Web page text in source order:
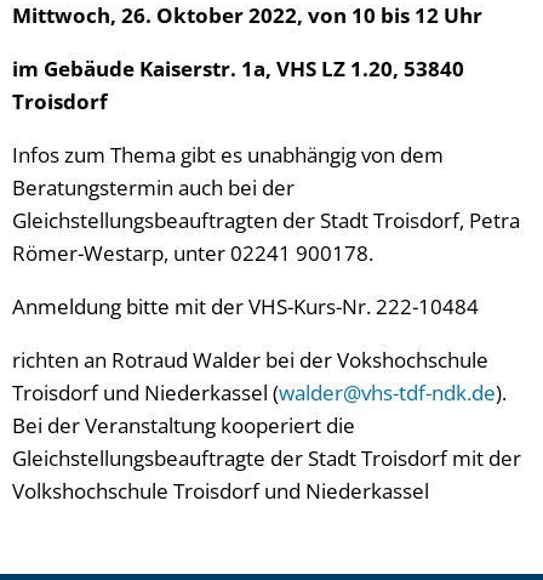
Mittwoch, 26. Oktober 2022, von 10 bis 12 Uhr
im Gebäude Kaiserstr. 1a, VHS LZ 1.20, 53840
Troisdorf
Infos zum Thema gibt es unabhängig von dem
Beratungstermin auch bei der
Gleichstellungsbeauftragten der Stadt Troisdorf, Petra
Römer-Westarp, unter 02241 900178.
Anmeldung bitte mit der VHS-Kurs-Nr. 222-10484
richten an Rotraud Walder bei der Vokshochschule
Troisdorf und Niederkassel (walder@vhs-tdf-ndk.de).
Bei der Veranstaltung kooperiert die
Gleichstellungsbeauftragte der Stadt Troisdorf mit der
Volkshochschule Troisdorf und Niederkassel